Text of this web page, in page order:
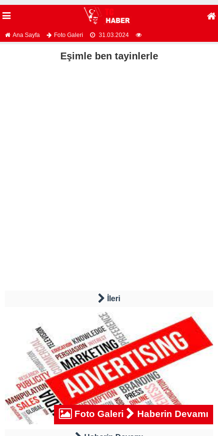
Ana Sayfa Foto Galeri 31.03.2024
Eşimle ben tayinlerle
İleri
Foto Galeri Haberin Devamı